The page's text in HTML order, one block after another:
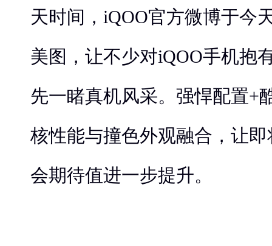
天时间，iQOO官方微博于今
美图，让不少对iQOO手机抱
先一睹真机风采。强悍配置+
核性能与撞色外观融合，让
会期待值进一步提升。